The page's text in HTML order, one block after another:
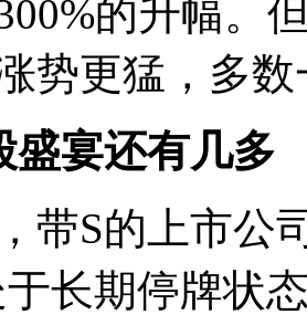
的升幅。
势更猛，多
盛宴还有几多
带S的上市公
于长期停牌状